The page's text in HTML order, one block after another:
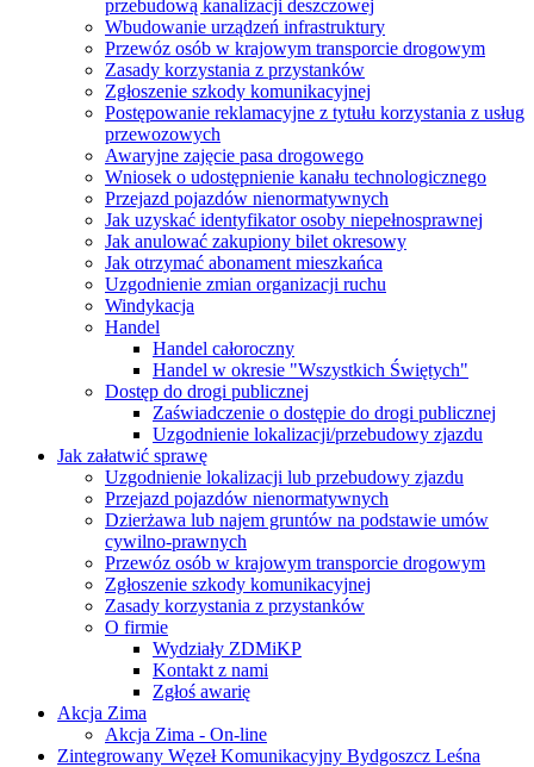
przebudową kanalizacji deszczowej
Wbudowanie urządzeń infrastruktury
Przewóz osób w krajowym transporcie drogowym
Zasady korzystania z przystanków
Zgłoszenie szkody komunikacyjnej
Postępowanie reklamacyjne z tytułu korzystania z usług
przewozowych
Awaryjne zajęcie pasa drogowego
Wniosek o udostępnienie kanału technologicznego
Przejazd pojazdów nienormatywnych
Jak uzyskać identyfikator osoby niepełnosprawnej
Jak anulować zakupiony bilet okresowy
Jak otrzymać abonament mieszkańca
Uzgodnienie zmian organizacji ruchu
Windykacja
Handel
Handel całoroczny
Handel w okresie "Wszystkich Świętych"
Dostęp do drogi publicznej
Zaświadczenie o dostępie do drogi publicznej
Uzgodnienie lokalizacji/przebudowy zjazdu
Jak załatwić sprawę
Uzgodnienie lokalizacji lub przebudowy zjazdu
Przejazd pojazdów nienormatywnych
Dzierżawa lub najem gruntów na podstawie umów
cywilno-prawnych
Przewóz osób w krajowym transporcie drogowym
Zgłoszenie szkody komunikacyjnej
Zasady korzystania z przystanków
O firmie
Wydziały ZDMiKP
Kontakt z nami
Zgłoś awarię
Akcja Zima
Akcja Zima - On-line
Zintegrowany Węzeł Komunikacyjny Bydgoszcz Leśna